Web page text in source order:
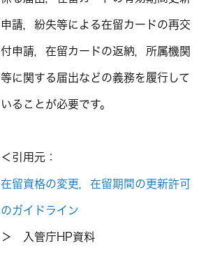
申請，紛失等による在留カードの再交
付申請，在留カードの返納，所属機関
等に関する届出などの義務を履行して
いることが必要です。
＜引用元：
在留資格の変更，在留期間の更新許可
のガイドライン
＞ 入管庁HP資料